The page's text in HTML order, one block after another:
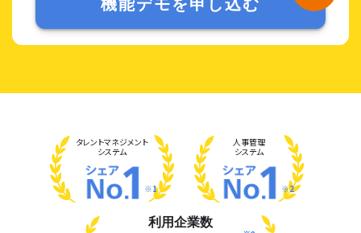
タレントマネジメント
システム
※1
人事管理
システム
※2
利用企業数